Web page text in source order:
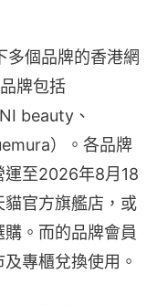
多個品牌的香港網
牌包括
beauty、
）。各品牌
運至2026年8月18
貓官方旗艦店，或
。而的品牌會員
專櫃兌換使用。